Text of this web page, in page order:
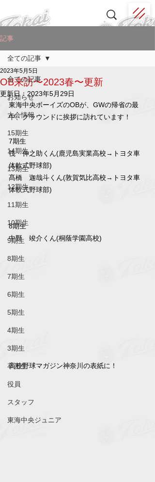
記事
全ての記事
お知らせ
大会情報
15期生
14期生
13期生
12期生
11期生
10期生
9期生
8期生
7期生
6期生
5期生
4期生
3期生
卒団生
役員
スタッフ
東海中央ジュニア
全ての記事
OB来訪〜2023春〜更新
2023年5月5日
更新日： 2023年5月29日
東海中央ボーイズのOBが、GWの帰省の最
中、グラウンドに挨拶に訪れています！
7期生
筏　伸之助くん(鹿児島実業高校→トヨタ車
体軟式野球部)
髙橋　迦哉斗くん(敦賀気比高校→トヨタ車
体軟式野球部)
8期生
中野　竣介くん(桐蔭学園高校)
高校野球マガジン神奈川の表紙に！